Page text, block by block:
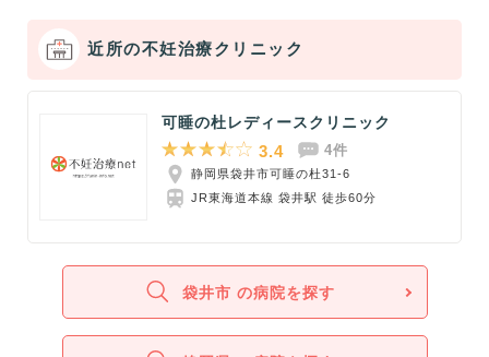
近所の不妊治療クリニック
可睡の杜レディースクリニック
3.4 4件
静岡県袋井市可睡の杜31-6
JR東海道本線 袋井駅 徒歩60分
袋井市 の病院を探す